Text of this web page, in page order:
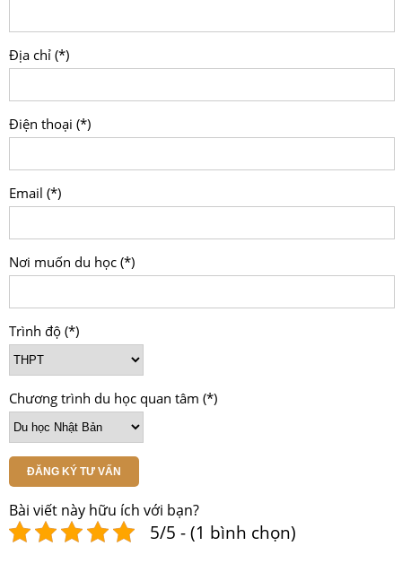
Địa chỉ (*)
Điện thoại (*)
Email (*)
Nơi muốn du học (*)
Trình độ (*)
Chương trình du học quan tâm (*)
ĐĂNG KÝ TƯ VẤN
Bài viết này hữu ích với bạn?
5/5 - (1 bình chọn)